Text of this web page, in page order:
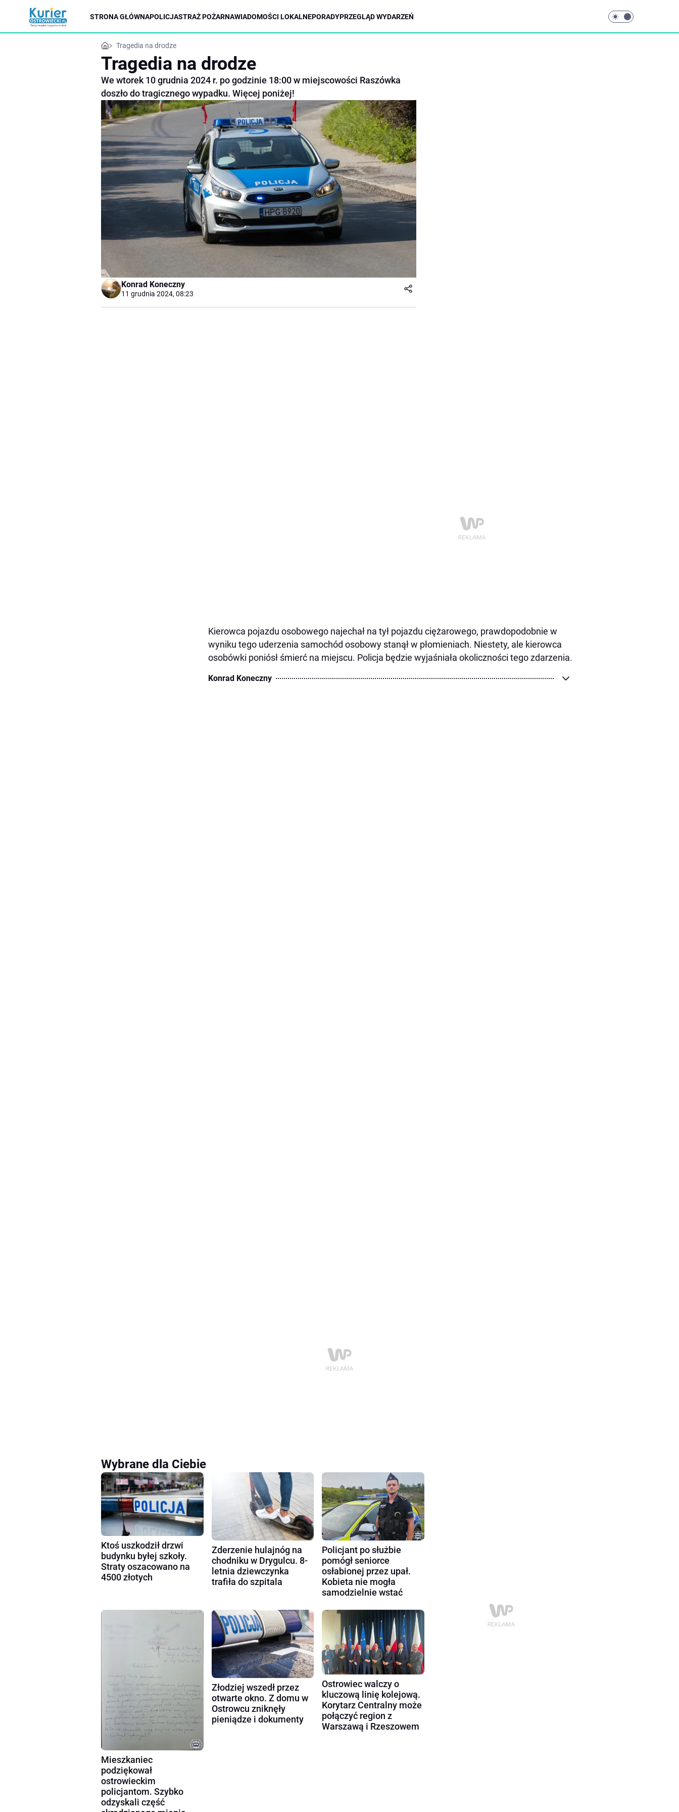
STRONA GŁÓWNAPOLICJASTRAŻ POŻARNAWIADOMOŚCI LOKALNEPORADYPRZEGLĄD WYDARZEŃ
Tragedia na drodze
Tragedia na drodze
We wtorek 10 grudnia 2024 r. po godzinie 18:00 w miejscowości Raszówka
doszło do tragicznego wypadku. Więcej poniżej!
Konrad Koneczny
11 grudnia 2024, 08:23
Kierowca pojazdu osobowego najechał na tył pojazdu ciężarowego, prawdopodobnie w
wyniku tego uderzenia samochód osobowy stanął w płomieniach. Niestety, ale kierowca
osobówki poniósł śmierć na miejscu. Policja będzie wyjaśniała okoliczności tego zdarzenia.
Konrad Koneczny
Wybrane dla Ciebie
Ktoś uszkodził drzwi
budynku byłej szkoły.
Straty oszacowano na
4500 złotych
Zderzenie hulajnóg na
chodniku w Drygulcu. 8-
letnia dziewczynka
trafiła do szpitala
Policjant po służbie
pomógł seniorce
osłabionej przez upał.
Kobieta nie mogła
samodzielnie wstać
Mieszkaniec
podziękował
ostrowieckim
policjantom. Szybko
odzyskali część
Złodziej wszedł przez
otwarte okno. Z domu w
Ostrowcu zniknęły
pieniądze i dokumenty
Ostrowiec walczy o
kluczową linię kolejową.
Korytarz Centralny może
połączyć region z
Warszawą i Rzeszowem